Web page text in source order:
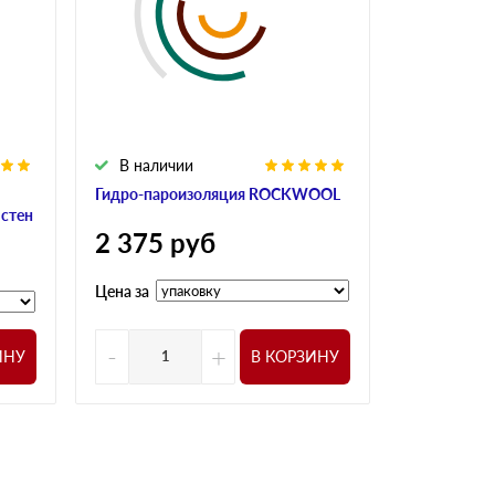
Гидро-пароизоляция ROCKWOOL
В наличии
2 375 руб
Цена за
- + В КОРЗИНУ